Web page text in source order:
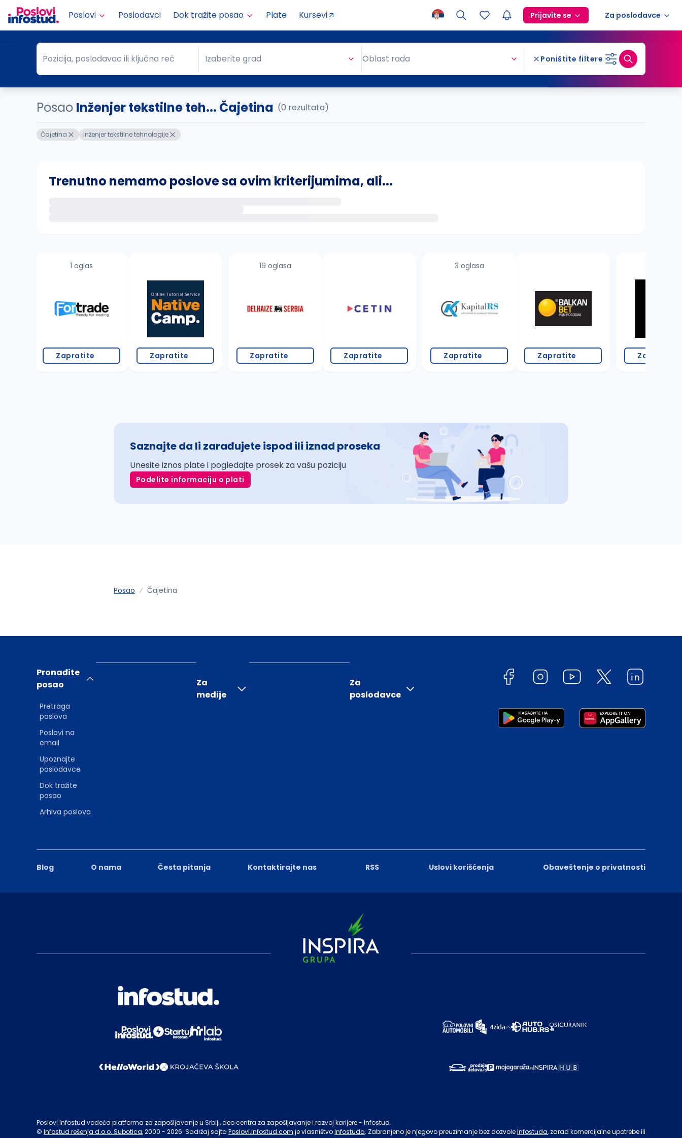
Poslovi Poslodavci Dok tražite posao Plate Kursevi Prijavite se Za poslodavce
Pozicija, poslodavac ili ključna reč
Pozicija, poslodavac ili ključna reč Grad
Izaberite grad Oblast rada Poništite filtere
Posao Inženjer tekstilne teh... Čajetina (0 rezultata)
Čajetina Inženjer tekstilne tehnologije
Trenutno nemamo poslove sa ovim kriterijumima, ali...
proverite pravopisne greške (koristite č, ć, š, đ, ž, dž)
povećajte radijus za odabrani grad
1 oglas
Zapratite Zapratite
19 oglasa
Zapratite Zapratite
3 oglasa
Zapratite Zapratite Zapratite
Saznajte da li zarađujete ispod ili iznad proseka
Unesite iznos plate i pogledajte prosek za vašu poziciju
Podelite informaciju o plati
Posao Čajetina
Blog O nama Česta pitanja Kontaktirajte nas RSS Uslovi korišćenja Obaveštenje o privatnosti
Pronađite
posao
Pretraga
poslova
Poslovi na
email
Upoznajte
poslodavce
Dok tražite
posao
Arhiva poslova
Za
medije
Za
poslodavce
Poslovi Infostud vodeća platforma za zapošljavanje u Srbiji, deo centra za zapošljavanje i razvoj karijere - Infostud.
© Infostud rešenja d.o.o. Subotica, 2000 - 2026. Sadržaj sajta Poslovi.infostud.com je vlasništvoInfostuda. Zabranjeno je njegovo preuzimanje bez dozvoleInfostuda, zarad komercijalne upotrebe ili